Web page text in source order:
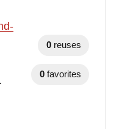
0 reuses
0 favorites